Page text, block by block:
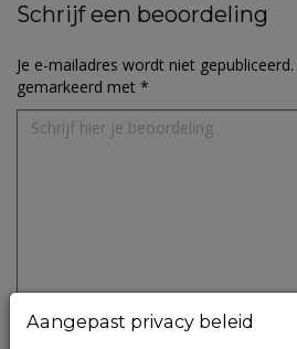
Schrijf een beoordeling
Je e-mailadres wordt niet gepubliceerd.
gemarkeerd met *
Aangepast privacy beleid